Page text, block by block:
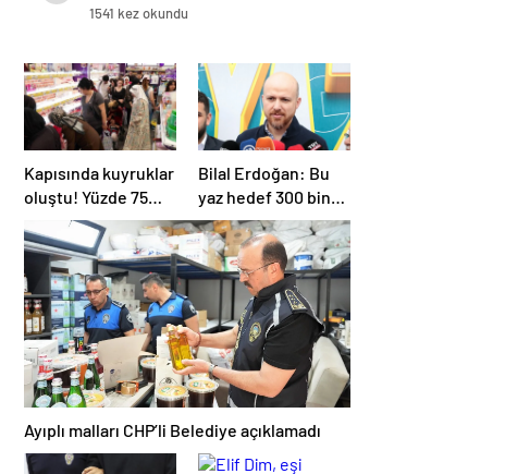
1541 kez okundu
Kapısında kuyruklar
oluştu! Yüzde 75
indirim yapıldı, tüm
ürünler kapış kapış
gitti
Bilal Erdoğan: Bu
yaz hedef 300 bin
ortaokul
öğrencisini yaz
okullarında
ağırlamak
Ayıplı malları CHP’li Belediye açıklamadı